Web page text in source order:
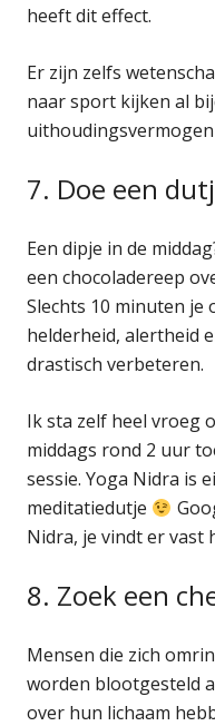
heeft dit effect.
Er zijn zelfs
naar sport kijken al
7. Doe een
Een dipje in de
een chocoladereep
Slechts 10 minuten je
helderheid, alertheid
drastisch verbeteren.
Ik sta zelf heel vroeg
middags rond 2 uur
sessie. Yoga Nidra is
meditatiedutje
Nidra, je vindt er vast
8. Zoek een
Mensen die zich
worden blootgesteld
over hun lichaam